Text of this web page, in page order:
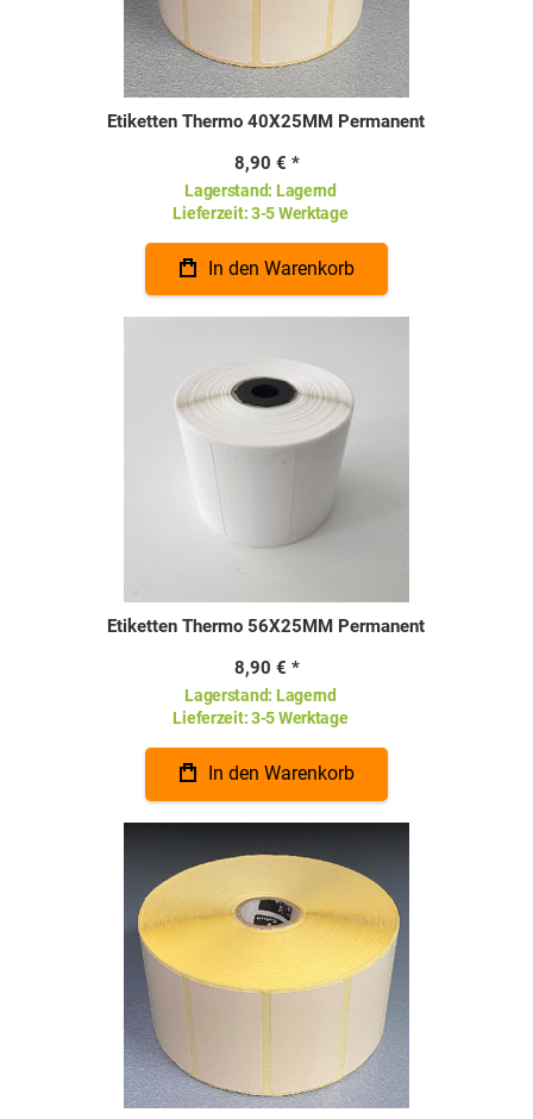
Etiketten Thermo 40X25MM Permanent
8,90 €
Lagerstand: Lagernd
Lieferzeit:3-5 Werktage
In den Warenkorb
Etiketten Thermo 56X25MM Permanent
8,90 €
Lagerstand: Lagernd
Lieferzeit:3-5 Werktage
In den Warenkorb